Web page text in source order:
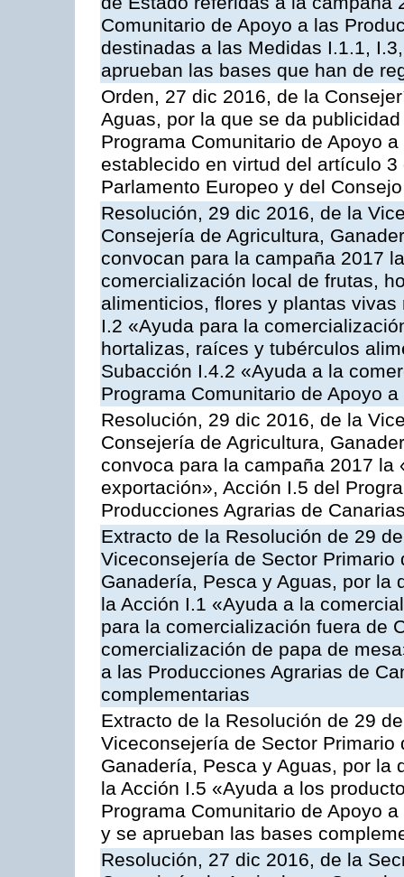
Comunitario de Apoyo a las
destinadas a las Medidas I.1.1,
aprueban las bases que han de
Orden, 27 dic 2016, de la
Aguas, por la que se da
Programa Comunitario de Apoyo
establecido en virtud del artículo
Parlamento Europeo y del Consejo
Resolución, 29 dic 2016, de la
Consejería de Agricultura,
convocan para la campaña 2017
comercialización local de frutas,
alimenticios, flores y plantas
I.2 «Ayuda para la
hortalizas, raíces y tubérculos
Subacción I.4.2 «Ayuda a la
Programa Comunitario de Apoyo
Resolución, 29 dic 2016, de la
Consejería de Agricultura,
convoca para la campaña 2017
exportación», Acción I.5 del
Producciones Agrarias de
Extracto de la Resolución de 29
Viceconsejería de Sector
Ganadería, Pesca y Aguas, por la
la Acción I.1 «Ayuda a la
para la comercialización fuera de
comercialización de papa de
a las Producciones Agrarias de
complementarias
Extracto de la Resolución de 29
Viceconsejería de Sector
Ganadería, Pesca y Aguas, por la
la Acción I.5 «Ayuda a los
Programa Comunitario de Apoyo
y se aprueban las bases
Resolución, 27 dic 2016, de la